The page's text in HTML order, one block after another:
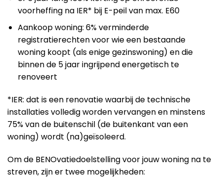
voorheffing na IER* bij E-peil van max. E60
Aankoop woning: 6% verminderde
registratierechten voor wie een bestaande
woning koopt (als enige gezinswoning) en die
binnen de 5 jaar ingrijpend energetisch te
renoveert
*IER: dat is een renovatie waarbij de technische
installaties volledig worden vervangen en minstens
75% van de buitenschil (de buitenkant van een
woning) wordt (na)geïsoleerd.
Om de BENOvatiedoelstelling voor jouw woning na te
streven, zijn er twee mogelijkheden: